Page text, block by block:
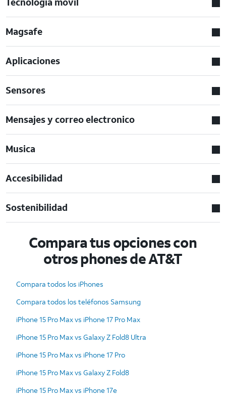
Magsafe
Aplicaciones
Sensores
Mensajes y correo electronico
Musica
Accesibilidad
Sostenibilidad
Compara tus opciones con
otros phones de AT&T
Compara todos los iPhones
Compara todos los teléfonos Samsung
iPhone 15 Pro Max vs iPhone 17 Pro Max
iPhone 15 Pro Max vs Galaxy Z Fold8 Ultra
iPhone 15 Pro Max vs iPhone 17 Pro
iPhone 15 Pro Max vs Galaxy Z Fold8
iPhone 15 Pro Max vs iPhone 17e